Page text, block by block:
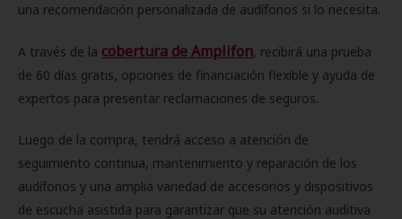
una recomendación personalizada de audífonos si lo necesita.
A través de la cobertura de Amplifon, recibirá una prueba
de 60 días gratis, opciones de financiación flexible y ayuda de
expertos para presentar reclamaciones de seguros.
Luego de la compra, tendrá acceso a atención de
seguimiento continua, mantenimiento y reparación de los
audífonos y una amplia variedad de accesorios y dispositivos
de escucha asistida para garantizar que su atención auditiva